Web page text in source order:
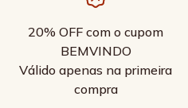
20% OFF com o cupom
BEMVINDO
Válido apenas na primeira
compra